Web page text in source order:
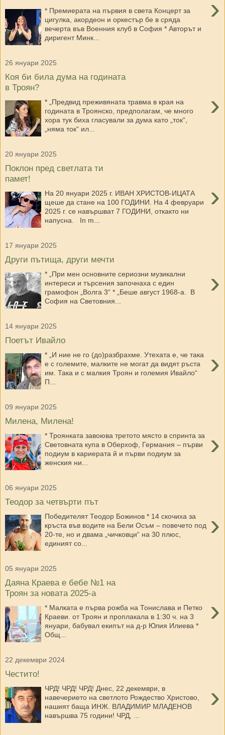
›
* Премиерата на първия в света Концерт за
цигулка, акордеон и оркестър бе в сряда
вечерта във Военния клуб в София * Авторът и
диригент Минк...
26 януари 2025
Коя би била дума на годината
в Троян?
›
* „Предвид преживяната травма в края на
годината в Троянско, предполагам, че много
хора тук биха гласували за дума като „ток“,
„няма ток“ ил...
20 януари 2025
Поклон пред светлата ти
памет!
›
На 20 януари 2025 г. ИВАН ХРИСТОВ-ИЦАТА
щеше да стане на 100 ГОДИНИ. На 4 февруари
2025 г. се навършват 7 ГОДИНИ, откакто ни
напусна. In m...
17 януари 2025
Други пътища, други мечти
›
* „При мен основните сериозни музикални
интереси и търсения започнаха с един
грамофон „Волга 3“ * „Беше август 1968-а. В
София на Световния...
14 януари 2025
Поетът Ивайло
›
* „И ние не го (до)разбрахме. Утехата е, че така
е с големите, малките не могат да видят ръста
им. Така и с малкия Троян и големия Ивайло“
П...
09 януари 2025
Милена, Милена!
›
* Троянката завоюва третото място в спринта за
Световната купа в Оберхоф, Германия – първи
подиум в кариерата й и първи подиум за
женския ни...
06 януари 2025
Теодор за четвърти път
›
Победителят Теодор Божинов * 14 скочиха за
кръста във водите на Бели Осъм – повечето под
20-те, но и двама „чичковци“ на 30 плюс,
единият со...
05 януари 2025
Даяна Краева е бебе №1 на
Троян за новата 2025-а
›
* Малката е първа рожба на Тонислава и Петко
Краеви. от Троян и проплакала в 1:30 ч. на 3
януари, бабувал екипът на д-р Юлия Илиева *
Общ...
22 декември 2024
Честито!
›
ЧРД! ЧРД! ЧРД! Днес, 22 декември, в
навечерието на светлото Рождество Христово,
нашият баща ИНЖ. ВЛАДИМИР МЛАДЕНОВ
навършва 75 години! ЧРД, ...